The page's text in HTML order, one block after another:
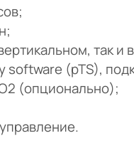
так
software (pTS),
(опционально);